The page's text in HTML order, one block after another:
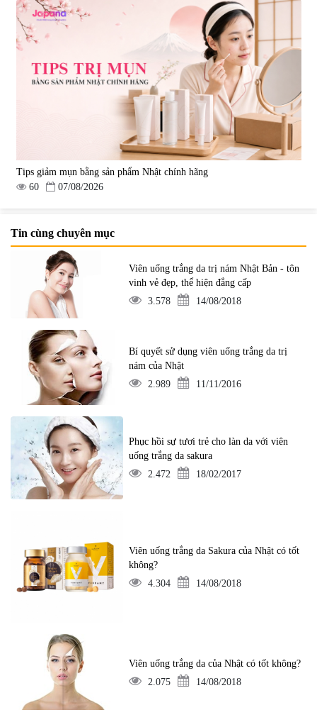
Tips giảm mụn bằng sản phẩm Nhật chính hãng
60
07/08/2026
Tin cùng chuyên mục
Viên uống trắng da trị nám Nhật Bản - tôn
vinh vẻ đẹp, thể hiện đẳng cấp
3.578
14/08/2018
Bí quyết sử dụng viên uống trắng da trị
nám của Nhật
2.989
11/11/2016
Phục hồi sự tươi trẻ cho làn da với viên
uống trắng da sakura
2.472
18/02/2017
Viên uống trắng da Sakura của Nhật có tốt
không?
4.304
14/08/2018
Viên uống trắng da của Nhật có tốt không?
2.075
14/08/2018